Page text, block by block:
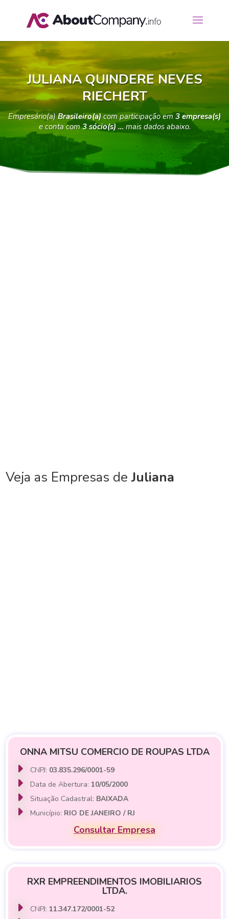
JULIANA QUINDERE NEVES
RIECHERT
Empresário(a)Brasileiro(a) com participação em 3 empresa(s)
e conta com3 sócio(s) …mais dados abaixo.
Veja as Empresas deJuliana
ONNA MITSU COMERCIO DE ROUPAS LTDA
CNPJ: 03.835.296/0001-59
Data de Abertura: 10/05/2000
Situação Cadastral: BAIXADA
Município: RIO DE JANEIRO / RJ
Consultar Empresa
RXR EMPREENDIMENTOS IMOBILIARIOS
LTDA.
CNPJ: 11.347.172/0001-52